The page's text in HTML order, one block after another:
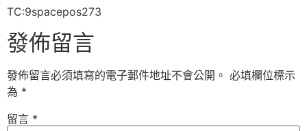
TC:9spacepos273
發佈留言
發佈留言必須填寫的電子郵件地址不會公開。 必填欄位標示
為 *
留言 *